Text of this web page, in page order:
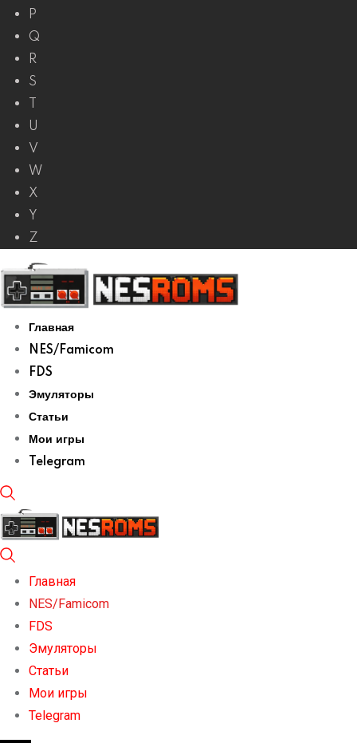
P
Q
R
S
U
V
W
X
Y
Z
Главная
NES/Famicom
FDS
Эмуляторы
Статьи
Мои игры
Telegram
Главная
NES/Famicom
FDS
Эмуляторы
Статьи
Мои игры
Telegram